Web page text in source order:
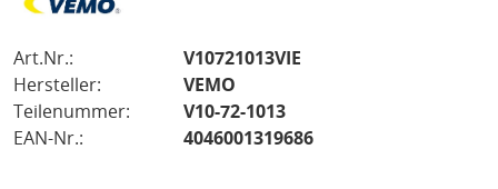
Art.Nr.:
V10721013VIE
Hersteller:
VEMO
Teilenummer:
V10-72-1013
EAN-Nr.:
4046001319686